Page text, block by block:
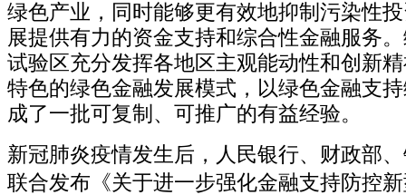
绿色产业，同时能够更有效地抑制污染性
展提供有力的资金支持和综合性金融服务
试验区充分发挥各地区主观能动性和创新
特色的绿色金融发展模式，以绿色金融支
成了一批可复制、可推广的有益经验。
新冠肺炎疫情发生后，人民银行、财政部
联合发布《关于进一步强化金融支持防控